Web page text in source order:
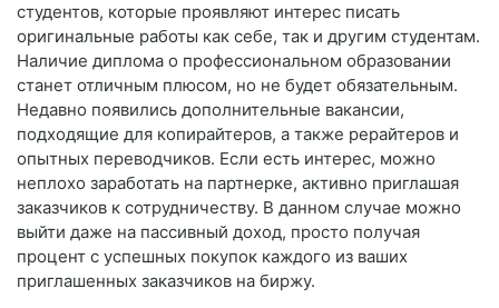
студентов, которые проявляют интерес писать
оригинальные работы как себе, так и другим студентам.
Наличие диплома о профессиональном образовании
станет отличным плюсом, но не будет обязательным.
Недавно появились дополнительные вакансии,
подходящие для копирайтеров, а также рерайтеров и
опытных переводчиков. Если есть интерес, можно
неплохо заработать на партнерке, активно приглашая
заказчиков к сотрудничеству. В данном случае можно
выйти даже на пассивный доход, просто получая
процент с успешных покупок каждого из ваших
приглашенных заказчиков на биржу.